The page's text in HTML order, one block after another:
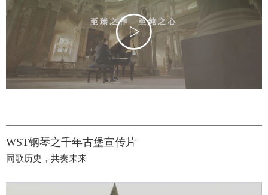
WST钢琴之千年古堡宣传片
同歌历史，共奏未来